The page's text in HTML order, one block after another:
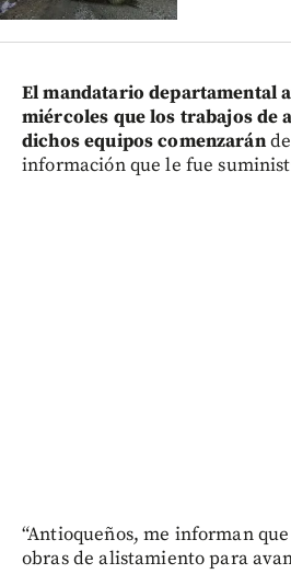
El mandatario departamental
miércoles que los trabajos de
dichos equipos comenzarán
información que le fue
“Antioqueños, me informan
obras de alistamiento para